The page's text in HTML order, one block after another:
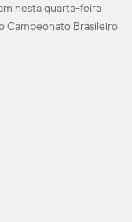
nesta quarta-feira
Campeonato Brasileiro.